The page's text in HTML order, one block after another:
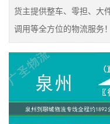
货主提供整车、零担、大
调用等全方位的物流服务！